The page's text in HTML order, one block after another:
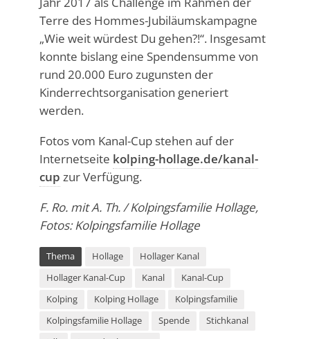
Terre des Hommes-Jubiläumskampagne
„Wie weit würdest Du gehen?!“. Insgesamt
konnte bislang eine Spendensumme von
rund 20.000 Euro zugunsten der
Kinderrechtsorganisation generiert
werden.
Fotos vom Kanal-Cup stehen auf der
Internetseite kolping-hollage.de/kanal-
cup zur Verfügung.
F. Ro. mit A. Th. / Kolpingsfamilie Hollage,
Fotos: Kolpingsfamilie Hollage
Thema Hollage
Hollager Kanal
Hollager Kanal-Cup
Kanal
Kanal-Cup
Kolping
Kolping Hollage
Kolpingsfamilie
Kolpingsfamilie Hollage
Spende
Stichkanal